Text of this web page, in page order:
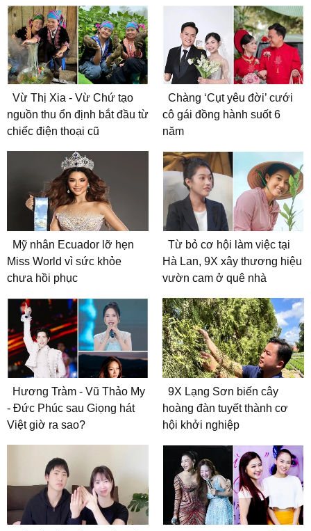
Vừ Thị Xia - Vừ Chứ tạo
nguồn thu ổn định bắt đầu từ
chiếc điện thoại cũ
Chàng ‘Cụt yêu đời’ cưới
cô gái đồng hành suốt 6
năm
Mỹ nhân Ecuador lỡ hẹn
Miss World vì sức khỏe
chưa hồi phục
Từ bỏ cơ hội làm việc tại
Hà Lan, 9X xây thương hiệu
vườn cam ở quê nhà
Hương Tràm - Vũ Thảo My
- Đức Phúc sau Giọng hát
Việt giờ ra sao?
9X Lạng Sơn biến cây
hoàng đàn tuyết thành cơ
hội khởi nghiệp